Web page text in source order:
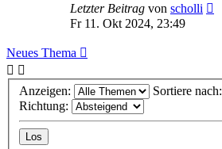
Letzter Beitrag von scholli
Fr 11. Okt 2024, 23:49
Neues Thema
Anzeigen:
Sortiere nach:
Richtung: